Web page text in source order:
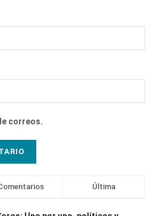
correos.
Última